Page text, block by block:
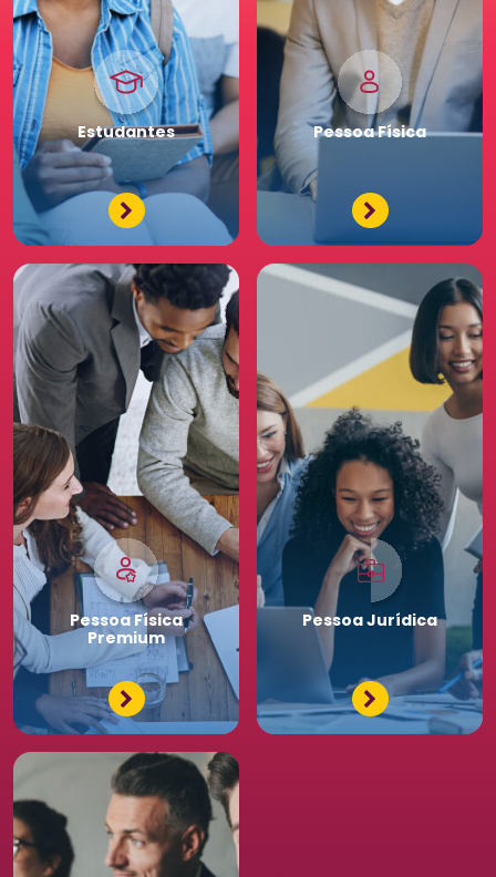
Estudantes PessoaFísica
PessoaFísica
Premium
PessoaJurídica
PessoaJurídica
Premium
Tenha acessos exclusivos
e diferenciados da maior
comunidade de Recursos
Humanos. Conheça os
benefícios diferenciados
para a sua equipe. Saia
na frente para o seu
negócio.